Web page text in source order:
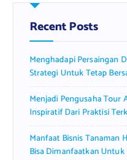
h
f
o
:
Recent Posts
Menghadapi Persaingan
Strategi Untuk Tetap
Menjadi Pengusaha Tour
Inspiratif Dari Praktisi
Manfaat Bisnis Tanaman
Bisa Dimanfaatkan